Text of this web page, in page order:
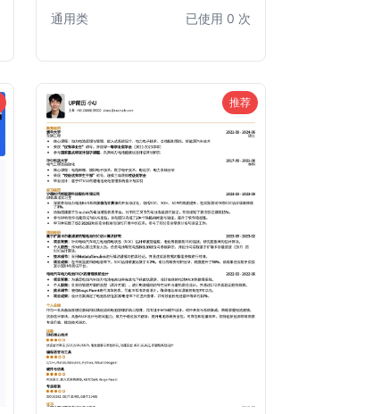
助大学生清晰展示个人优势和潜力，
和职位，尤其适合首次求职或实习的
大学毕业生。
通用类 已使用 0 次
推荐